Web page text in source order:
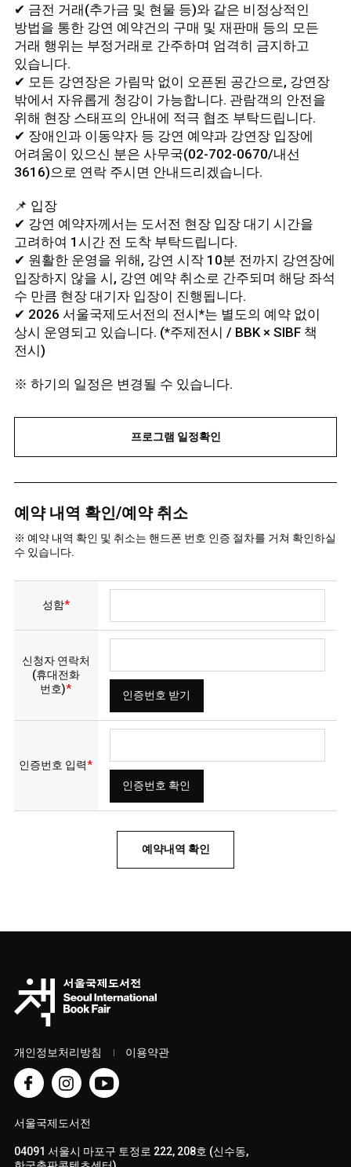
✔ 금전 거래(추가금 및 현물 등)와 같은 비정상적인
방법을 통한 강연 예약건의 구매 및 재판매 등의 모든
거래 행위는 부정거래로 간주하며 엄격히 금지하고
있습니다.
✔ 모든 강연장은 가림막 없이 오픈된 공간으로, 강연장
밖에서 자유롭게 청강이 가능합니다. 관람객의 안전을
위해 현장 스태프의 안내에 적극 협조 부탁드립니다.
✔ 장애인과 이동약자 등 강연 예약과 강연장 입장에
어려움이 있으신 분은 사무국(02-702-0670/내선
3616)으로 연락 주시면 안내드리겠습니다.
📌 입장
✔ 강연 예약자께서는 도서전 현장 입장 대기 시간을
고려하여 1시간 전 도착 부탁드립니다.
✔ 원활한 운영을 위해, 강연 시작 10분 전까지 강연장에
입장하지 않을 시, 강연 예약 취소로 간주되며 해당 좌석
수 만큼 현장 대기자 입장이 진행됩니다.
✔ 2026 서울국제도서전의 전시*는 별도의 예약 없이
상시 운영되고 있습니다. (*주제전시 / BBK × SIBF 책
전시)
※ 하기의 일정은 변경될 수 있습니다.
프로그램 일정확인
예약 내역 확인/예약 취소
※ 예약 내역 확인 및 취소는 핸드폰 번호 인증 절차를 거쳐 확인하실
수 있습니다.
성함*
신청자 연락처
(휴대전화
번호)*
인증번호 입력*
예약내역 확인
개인정보처리방침 이용약관
서울국제도서전
04091 서울시 마포구 토정로 222, 208호 (신수동,